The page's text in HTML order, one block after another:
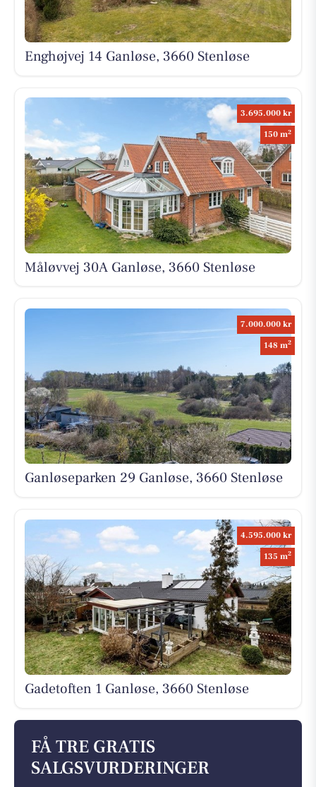
Enghøjvej 14 Ganløse, 3660 Stenløse
3.695.000 kr
150 m2
Måløvvej 30A Ganløse, 3660 Stenløse
7.000.000 kr
148 m2
Ganløseparken 29 Ganløse, 3660 Stenløse
4.595.000 kr
135 m2
Gadetoften 1 Ganløse, 3660 Stenløse
FÅ TRE GRATIS
SALGSVURDERINGER